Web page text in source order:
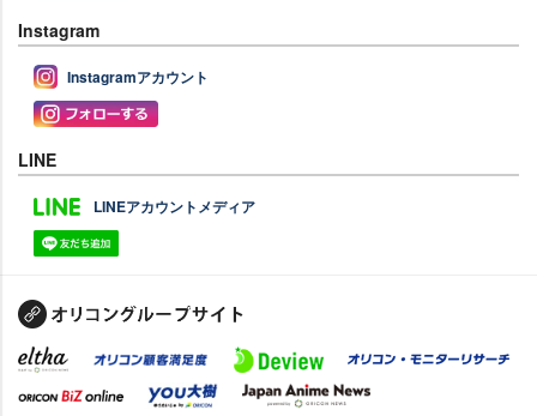
Instagram
Instagramアカウント
LINE
LINEアカウントメディア